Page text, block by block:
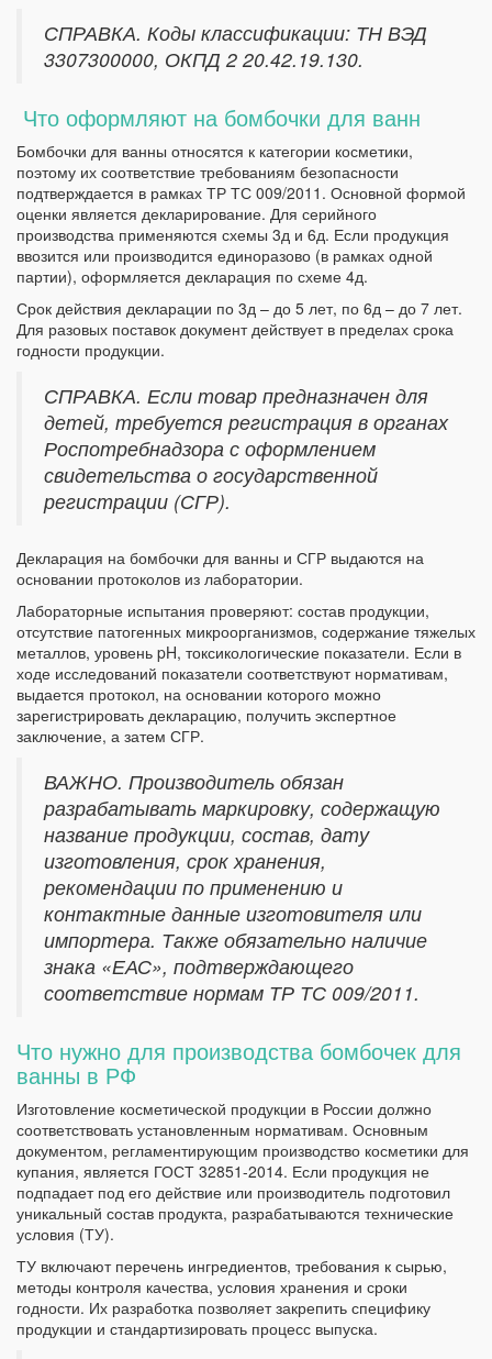
СПРАВКА. Коды классификации: ТН ВЭД
3307300000, ОКПД 2 20.42.19.130.
Что оформляют на бомбочки для ванн
Бомбочки для ванны относятся к категории косметики,
поэтому их соответствие требованиям безопасности
подтверждается в рамках ТР ТС 009/2011. Основной формой
оценки является декларирование. Для серийного
производства применяются схемы 3д и 6д. Если продукция
ввозится или производится единоразово (в рамках одной
партии), оформляется декларация по схеме 4д.
Срок действия декларации по 3д – до 5 лет, по 6д – до 7 лет.
Для разовых поставок документ действует в пределах срока
годности продукции.
СПРАВКА. Если товар предназначен для
детей, требуется регистрация в органах
Роспотребнадзора с оформлением
свидетельства о государственной
регистрации (СГР).
Декларация на бомбочки для ванны и СГР выдаются на
основании протоколов из лаборатории.
Лабораторные испытания проверяют: состав продукции,
отсутствие патогенных микроорганизмов, содержание тяжелых
металлов, уровень pH, токсикологические показатели. Если в
ходе исследований показатели соответствуют нормативам,
выдается протокол, на основании которого можно
зарегистрировать декларацию, получить экспертное
заключение, а затем СГР.
ВАЖНО. Производитель обязан
разрабатывать маркировку, содержащую
название продукции, состав, дату
изготовления, срок хранения,
рекомендации по применению и
контактные данные изготовителя или
импортера. Также обязательно наличие
знака «ЕАС», подтверждающего
соответствие нормам ТР ТС 009/2011.
Что нужно для производства бомбочек для
ванны в РФ
Изготовление косметической продукции в России должно
соответствовать установленным нормативам. Основным
документом, регламентирующим производство косметики для
купания, является ГОСТ 32851-2014. Если продукция не
подпадает под его действие или производитель подготовил
уникальный состав продукта, разрабатываются технические
условия (ТУ).
ТУ включают перечень ингредиентов, требования к сырью,
методы контроля качества, условия хранения и сроки
годности. Их разработка позволяет закрепить специфику
продукции и стандартизировать процесс выпуска.